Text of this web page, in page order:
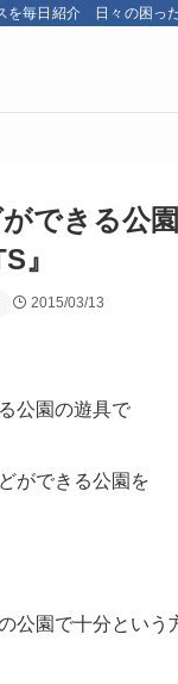
を毎日紹介 日々の困っ
できる公
』
2015/03/13
公園の遊具で
ができる公園を
公園で十分という